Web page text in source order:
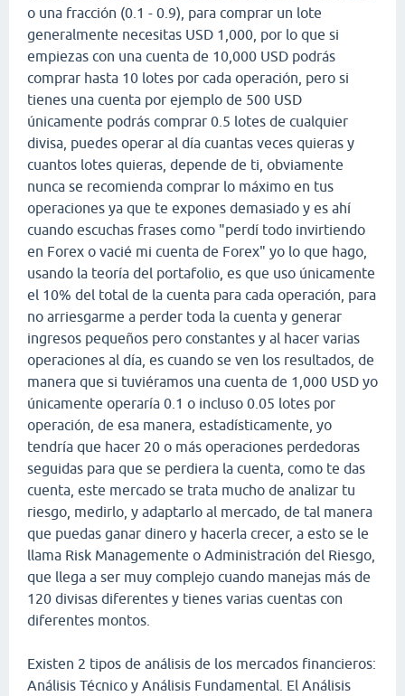
o una fracción (0.1 - 0.9), para comprar un lote
generalmente necesitas USD 1,000, por lo que si
empiezas con una cuenta de 10,000 USD podrás
comprar hasta 10 lotes por cada operación, pero si
tienes una cuenta por ejemplo de 500 USD
únicamente podrás comprar 0.5 lotes de cualquier
divisa, puedes operar al día cuantas veces quieras y
cuantos lotes quieras, depende de ti, obviamente
nunca se recomienda comprar lo máximo en tus
operaciones ya que te expones demasiado y es ahí
cuando escuchas frases como "perdí todo invirtiendo
en Forex o vacié mi cuenta de Forex" yo lo que hago,
usando la teoría del portafolio, es que uso únicamente
el 10% del total de la cuenta para cada operación, para
no arriesgarme a perder toda la cuenta y generar
ingresos pequeños pero constantes y al hacer varias
operaciones al día, es cuando se ven los resultados, de
manera que si tuviéramos una cuenta de 1,000 USD yo
únicamente operaría 0.1 o incluso 0.05 lotes por
operación, de esa manera, estadísticamente, yo
tendría que hacer 20 o más operaciones perdedoras
seguidas para que se perdiera la cuenta, como te das
cuenta, este mercado se trata mucho de analizar tu
riesgo, medirlo, y adaptarlo al mercado, de tal manera
que puedas ganar dinero y hacerla crecer, a esto se le
llama Risk Managemente o Administración del Riesgo,
que llega a ser muy complejo cuando manejas más de
120 divisas diferentes y tienes varias cuentas con
diferentes montos.
Existen 2 tipos de análisis de los mercados financieros:
Análisis Técnico y Análisis Fundamental. El Análisis